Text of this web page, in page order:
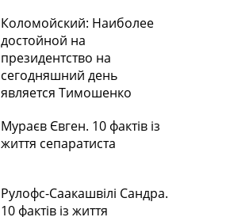
Коломойский: Наиболее
достойной на
президентство на
сегодняшний день
является Тимошенко
Мураєв Євген. 10 фактів із
життя сепаратиста
Рулофс-Саакашвілі Сандра.
10 фактів із життя